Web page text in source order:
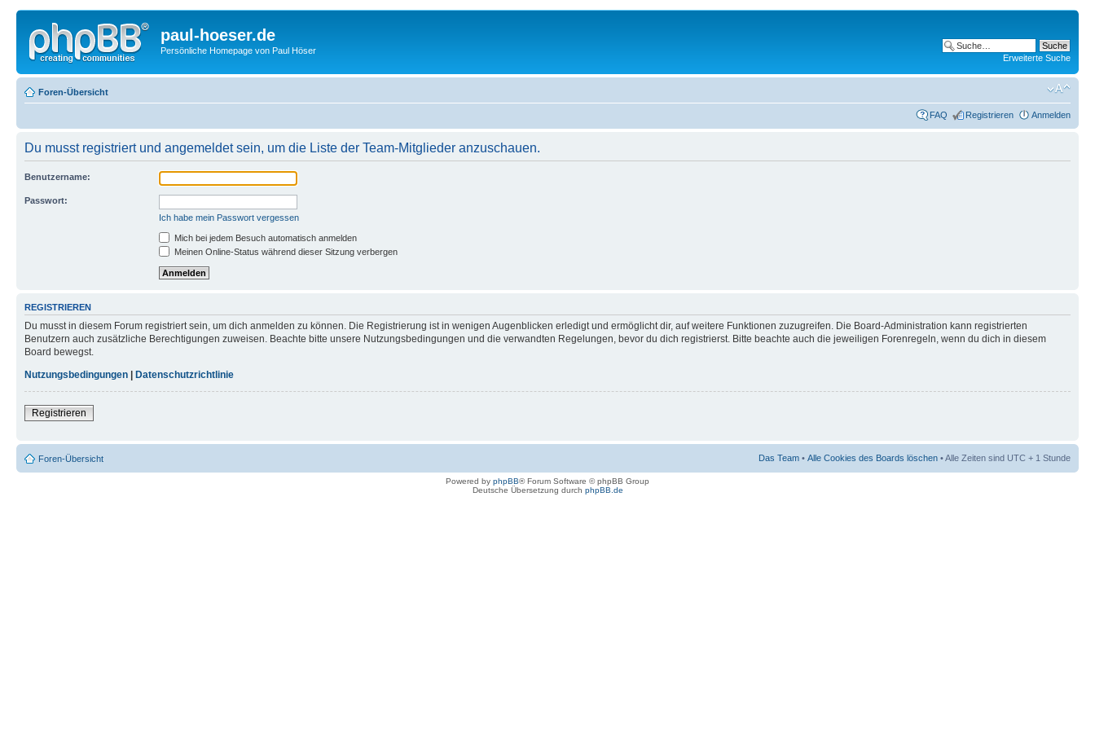
paul-hoeser.de
Persönliche Homepage von Paul Höser
Erweiterte Suche
Foren-Übersicht
FAQ Registrieren Anmelden
Du musst registriert und angemeldet sein, um die Liste der Team-Mitglieder anzuschauen.
Benutzername:
Passwort:
Ich habe mein Passwort vergessen
Mich bei jedem Besuch automatisch anmelden
Meinen Online-Status während dieser Sitzung verbergen
REGISTRIEREN
Du musst in diesem Forum registriert sein, um dich anmelden zu können. Die Registrierung ist in wenigen Augenblicken erledigt und ermöglicht dir, auf weitere Funktionen zuzugreifen. Die Board-Administration kann registrierten
Benutzern auch zusätzliche Berechtigungen zuweisen. Beachte bitte unsere Nutzungsbedingungen und die verwandten Regelungen, bevor du dich registrierst. Bitte beachte auch die jeweiligen Forenregeln, wenn du dich in diesem
Board bewegst.
Nutzungsbedingungen
Datenschutzrichtlinie
Registrieren
Foren-Übersicht Das Team • Alle Cookies des Boards löschen • Alle Zeiten sind UTC + 1 Stunde
Powered by phpBB® Forum Software © phpBB Group
Deutsche Übersetzung durch phpBB.de